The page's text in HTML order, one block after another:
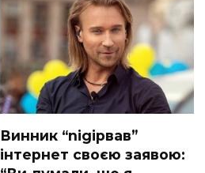
Винник “nіgірвав”
інтернет своєю заявою: